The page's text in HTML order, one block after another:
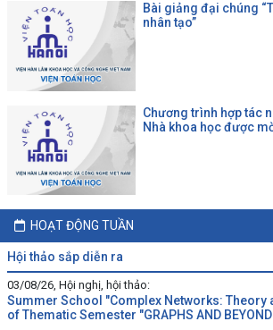
Bài giảng đại chúng
nhân tạo”
Chương trình hợp tác
Nhà khoa học được
HOẠT ĐỘNG TUẦN
hội thảo sắp diễn ra
03/08/26, Hội nghị, hội thảo:
Summer School "Complex Networks: Theory
of Thematic Semester "GRAPHS AND